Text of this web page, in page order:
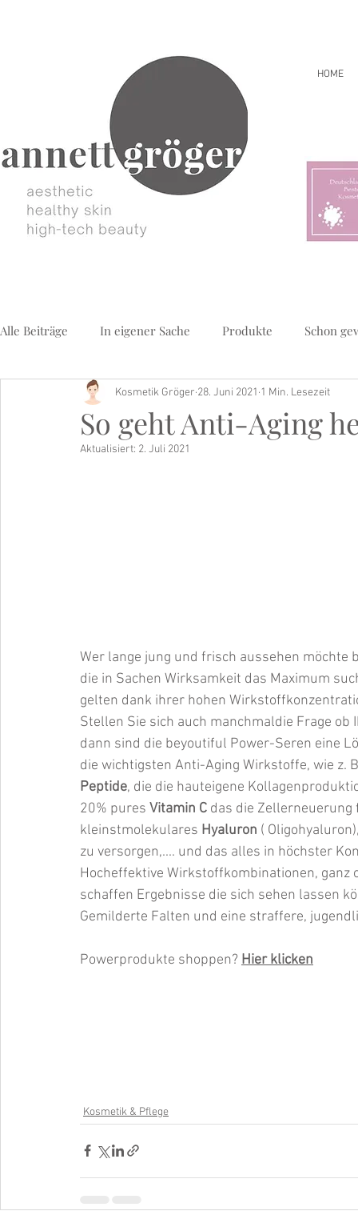
HOME
Alle Beiträge In eigener Sache Produkte Schon
Buch Tipp
So geht Anti-Aging
Kosmetik Gröger 28. Juni 2021 1 Min. Lesezeit
Aktualisiert: 2. Juli 2021
Wer lange jung und frisch aussehen
die in Sachen Wirksamkeit das Maximum
gelten dank ihrer hohen
Stellen Sie sich auch manchmaldie Frage
dann sind die beyoutiful Power-Seren eine
die wichtigsten Anti-Aging Wirkstoffe, wie z.
Peptide, die die hauteigene
20% pures Vitamin C das die
kleinstmolekulares Hyaluron (
zu versorgen,.... und das alles in höchster
Hocheffektive Wirkstoffkombinationen,
schaffen Ergebnisse die sich sehen lassen
Gemilderte Falten und eine straffere,
Powerprodukte shoppen? Hier klicken
Kosmetik & Pflege